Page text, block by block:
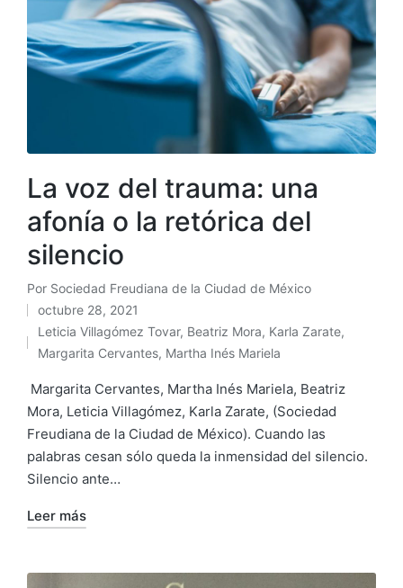
La voz del trauma: una
afonía o la retórica del
silencio
Publicado
por
Por Sociedad Freudiana de la Ciudad de México
octubre 28, 2021
Publicado
Leticia Villagómez Tovar, Beatriz Mora, Karla Zarate,
Margarita Cervantes, Martha Inés Mariela
Margarita Cervantes, Martha Inés Mariela, Beatriz
Mora, Leticia Villagómez, Karla Zarate, (Sociedad
Freudiana de la Ciudad de México). Cuando las
palabras cesan sólo queda la inmensidad del silencio.
Silencio ante…
Leer más